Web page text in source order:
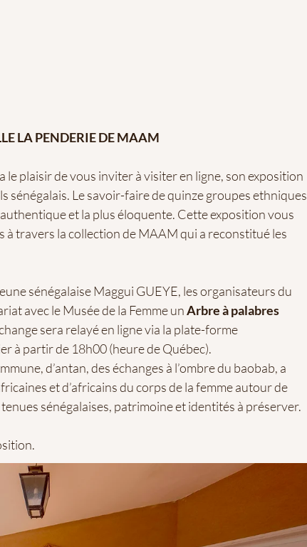
LA PENDERIE DE MAAM
plaisir de vous inviter à visiter en ligne, son exposition
sénégalais. Le savoir-faire de quinze groupes ethniques
et la plus éloquente. Cette exposition vous
à travers la collection de MAAM qui a reconstitué les
sénégalaise Maggui GUEYE, les organisateurs du
avec le Musée de la Femme unArbre à palabres
sera relayé en ligne via la plate-forme
à partir de 18h00 (heure de Québec).
d’antan, des échanges à l’ombre du baobab, a
et d’africains du corps de la femme autour de
sénégalaises, patrimoine et identités à préserver.